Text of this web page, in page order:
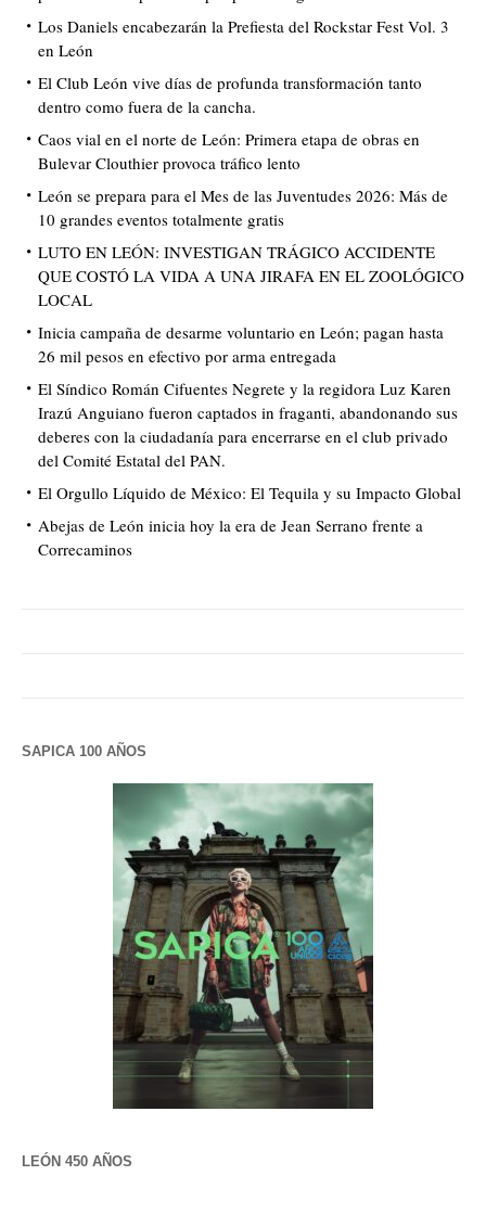
Los Daniels encabezarán la Prefiesta del Rockstar Fest Vol. 3
en León
El Club León vive días de profunda transformación tanto
dentro como fuera de la cancha.
Caos vial en el norte de León: Primera etapa de obras en
Bulevar Clouthier provoca tráfico lento
León se prepara para el Mes de las Juventudes 2026: Más de
10 grandes eventos totalmente gratis
LUTO EN LEÓN: INVESTIGAN TRÁGICO ACCIDENTE
QUE COSTÓ LA VIDA A UNA JIRAFA EN EL ZOOLÓGICO
LOCAL
Inicia campaña de desarme voluntario en León; pagan hasta
26 mil pesos en efectivo por arma entregada
El Síndico Román Cifuentes Negrete y la regidora Luz Karen
Irazú Anguiano fueron captados in fraganti, abandonando sus
deberes con la ciudadanía para encerrarse en el club privado
del Comité Estatal del PAN.
El Orgullo Líquido de México: El Tequila y su Impacto Global
Abejas de León inicia hoy la era de Jean Serrano frente a
Correcaminos
SAPICA 100 AÑOS
LEÓN 450 AÑOS